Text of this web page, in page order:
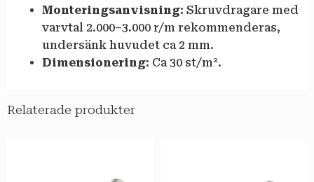
Monteringsanvisning: Skruvdragare med
varvtal 2.000–3.000 r/m rekommenderas,
undersänk huvudet ca 2 mm.
Dimensionering: Ca 30 st/m².
Relaterade produkter